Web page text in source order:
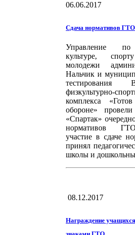
06.06.2017
Сдача нормативов ГТО
Управление по
культуре,
молодежи
Нальчик и
тестирования
физкультурно-
комплекса
обороне»
«Спартак»
нормативов
участие в сдаче
принял
школы и
08.12.2017
Награждение